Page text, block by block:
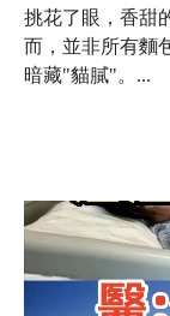
挑花了眼，香甜
而，並非所有麵
暗藏"貓膩"。...